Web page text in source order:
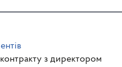
з директором